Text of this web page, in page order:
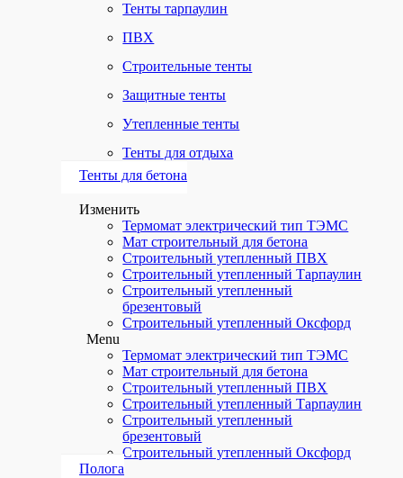
Тенты тарпаулин
ПВХ
Строительные тенты
Защитные тенты
Утепленные тенты
Тенты для отдыха
Тенты для бетона
Изменить
Термомат электрический тип ТЭМС
Мат строительный для бетона
Строительный утепленный ПВХ
Строительный утепленный Тарпаулин
Строительный утепленный
брезентовый
Строительный утепленный Оксфорд
Menu
Термомат электрический тип ТЭМС
Мат строительный для бетона
Строительный утепленный ПВХ
Строительный утепленный Тарпаулин
Строительный утепленный
брезентовый
Строительный утепленный Оксфорд
Полога